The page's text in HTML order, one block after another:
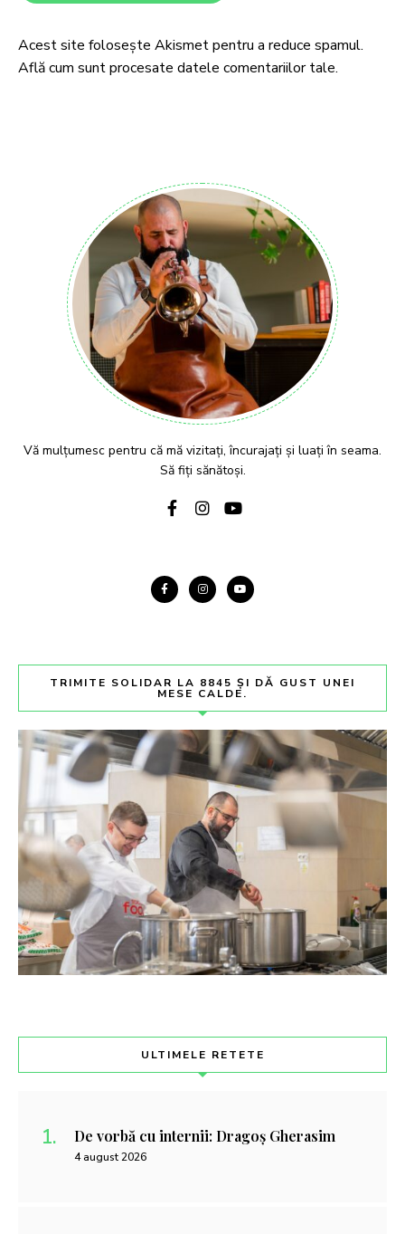
Acest site folosește Akismet pentru a reduce spamul.
Află cum sunt procesate datele comentariilor tale.
Vă mulțumesc pentru că mă vizitați, încurajați și luați în seama.
Să fiți sănătoși.
TRIMITE SOLIDAR LA 8845 ȘI DĂ GUST UNEI
MESE CALDE.
ULTIMELE RETETE
De vorbă cu internii: Dragoș Gherasim
4 august 2026